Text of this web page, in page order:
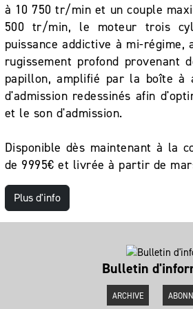
à 10 750 tr/min et un couple
500 tr/min, le moteur trois
puissance addictive à mi-régime,
rugissement profond provenant
papillon, amplifié par la boîte à
d'admission redessinés afin
et le son d'admission.
Disponible dès maintenant à la
de 9995€ et livrée à partir de
Plus d'info
Bulletin
ARCHIVE